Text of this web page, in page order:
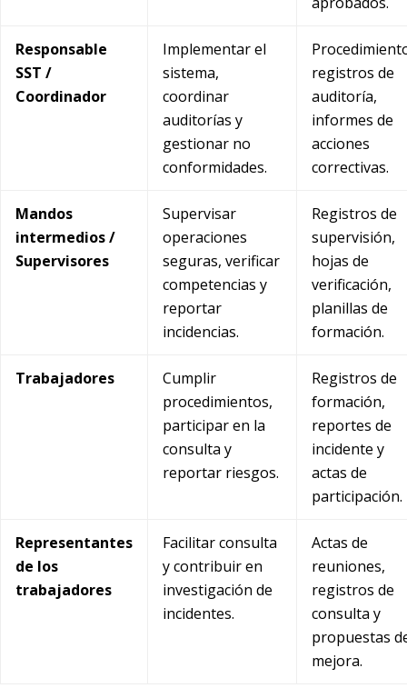
Responsable
SST /
Coordinador
Implementar el
sistema,
coordinar
auditorías y
gestionar no
conformidades.
registros de
auditoría,
informes de
acciones
correctivas.
Mandos
intermedios /
Supervisores
Supervisar
operaciones
seguras, verificar
competencias y
reportar
incidencias.
Registros de
supervisión,
hojas de
verificación,
planillas de
formación.
Trabajadores
Cumplir
procedimientos,
participar en la
consulta y
reportar riesgos.
Registros de
formación,
reportes de
incidente y
actas de
participación.
Representantes
de los
trabajadores
Facilitar consulta
y contribuir en
investigación de
incidentes.
Actas de
reuniones,
registros de
consulta y
propuestas
mejora.